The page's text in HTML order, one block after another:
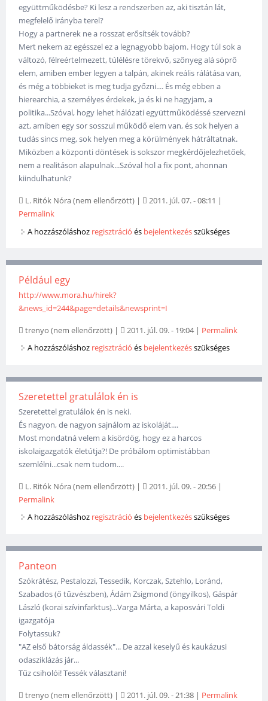
együttműködésbe? Ki lesz a rendszerben az, aki tisztán lát,
megfelelő irányba terel?
Hogy a partnerek ne a rosszat erősítsék tovább?
Mert nekem az egésszel ez a legnagyobb bajom. Hogy túl sok a
változó, félreértelmezett, túlélésre törekvő, szőnyeg alá söprő
elem, amiben ember legyen a talpán, akinek reális rálátása van,
és még a többieket is meg tudja győzni.... És még ebben a
hierearchia, a személyes érdekek, ja és ki ne hagyjam, a
politika...Szóval, hogy lehet hálózati együttműködéssé szervezni
azt, amiben egy sor sosszul működő elem van, és sok helyen a
tudás sincs meg, sok helyen meg a körülmények hátráltatnak.
Miközben a központi döntések is sokszor megkérdőjelezhetőek,
nem a realitáson alapulnak...Szóval hol a fix pont, ahonnan
kiindulhatunk?
L. Ritók Nóra (nem ellenőrzött) | 2011. júl. 07. - 08:11 |
Permalink
A hozzászóláshoz regisztráció és bejelentkezésszükséges
Például egy
http://www.mora.hu/hirek?
&news_id=244&page=details&newsprint=I
trenyo (nem ellenőrzött) | 2011. júl. 09. - 19:04| Permalink
A hozzászóláshoz regisztráció és bejelentkezésszükséges
Szeretettel gratulálok én is
Szeretettel gratulálok én is neki.
És nagyon, de nagyon sajnálom az iskoláját....
Most mondatná velem a kisördög, hogy ez a harcos
iskolaigazgatók életútja?! De próbálom optimistábban
szemlélni...csak nem tudom....
L. Ritók Nóra (nem ellenőrzött) | 2011. júl. 09. - 20:56 |
Permalink
A hozzászóláshoz regisztráció és bejelentkezésszükséges
Panteon
Szókrátész, Pestalozzi, Tessedik, Korczak, Sztehlo, Loránd,
Szabados (ő tűzvészben), Ádám Zsigmond (öngyilkos), Gáspár
László (korai szívinfarktus)...Varga Márta, a kaposvári Toldi
igazgatója
Folytassuk?
"AZ első bátorság áldassék"... De azzal keselyű és kaukázusi
odasziklázás jár...
Tűz csiholói! Tessék választani!
trenyo (nem ellenőrzött) | 2011. júl. 09. - 21:38 | Permalink